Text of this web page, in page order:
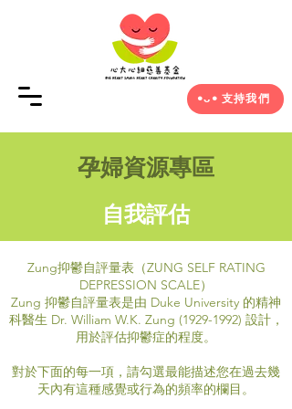
•ᴗ• 支持我們
孕婦資源專區
自我評估
Zung抑鬱自評量表（ZUNG SELF RATING
DEPRESSION SCALE）
Zung 抑鬱自評量表是由 Duke University 的精神
科醫生 Dr. William W.K. Zung (1929-1992) 設計，
用於評估抑鬱症的程度。
對於下面的每一項，請勾選最能描述您在過去幾
天內有這種感覺或行為的頻率的欄目。